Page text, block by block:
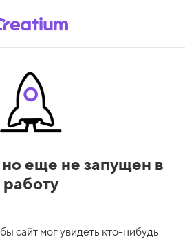
но еще не запущен в
работу
сайт мог увидеть кто-нибудь